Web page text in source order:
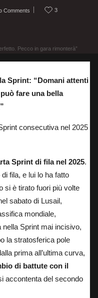
Comments 3
Pecco in gara rimonterà”
Sprint: “Domani attenti
fare una bella
Sprint di fila nel 2025.
fila, e lui lo ha fatto
si è tirato fuori più volte
sabato di Lusail,
mondiale,
nella Sprint mai incisivo,
la stratosferica pole
prima all’ultima curva,
di battute con il
accontenta del secondo